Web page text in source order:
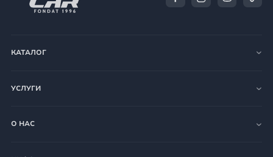
КАТАЛОГ
УСЛУГИ
О НАС